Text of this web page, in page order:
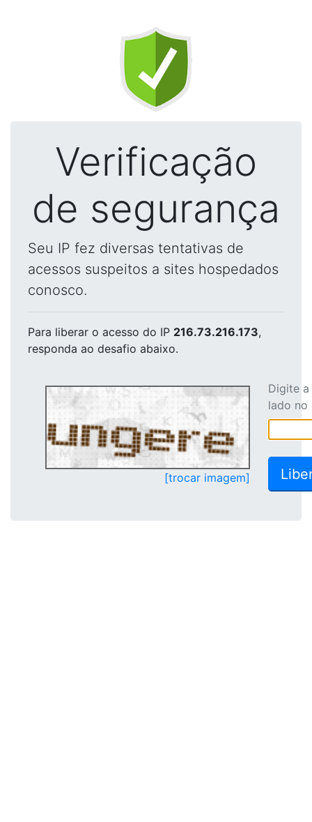
Verificação
de segurança
Seu IP fez diversas tentativas de
acessos suspeitos a sites hospedados
conosco.
Para liberar o acesso do IP 216.73.216.173,
responda ao desafio abaixo.
[trocar imagem]
Digite
lado no